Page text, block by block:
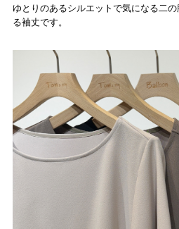
ゆとりのあるシルエットで気になる二
る袖丈です。